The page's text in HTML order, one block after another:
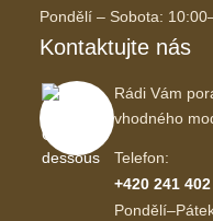
Pondělí – Sobota:
Kontaktujte nás
Rádi Vám
vhodného
Telefon:
+420 241